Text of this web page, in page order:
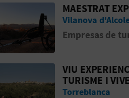
Ir a la p&aacute;gina de
MAESTRAT
Vilanova
Empresas de
Ir a la p&aacute;gina de
VIU
TURISME I
Torreblanca